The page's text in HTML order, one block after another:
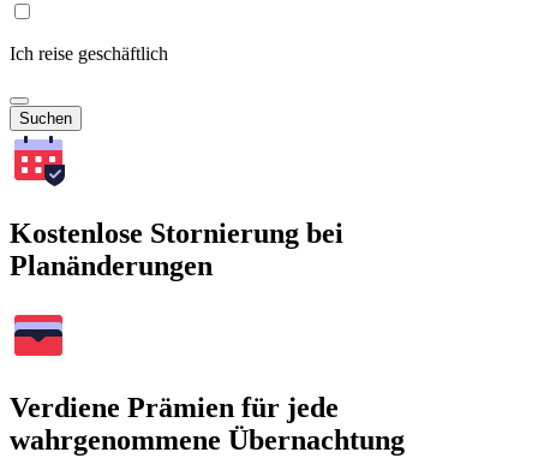
Ich reise geschäftlich
Suchen
Kostenlose Stornierung bei
Planänderungen
Verdiene Prämien für jede
wahrgenommene Übernachtung